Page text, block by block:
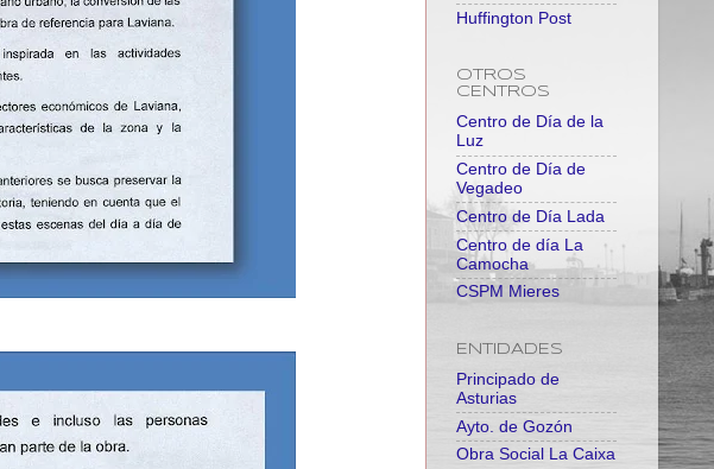
Huffington Post
OTROS
CENTROS
Centro de Día de la
Luz
Centro de Día de
Vegadeo
Centro de Día Lada
Centro de día La
Camocha
CSPM Mieres
ENTIDADES
Principado de
Asturias
Ayto. de Gozón
Obra Social La Caixa